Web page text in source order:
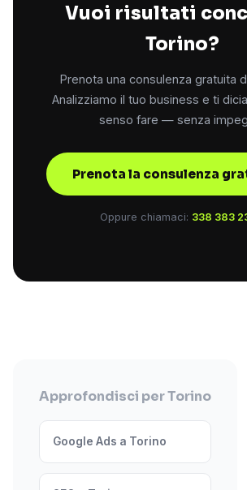
Vuoi risultati
Torino?
Prenota una consulenza gratuita
Analizziamo il tuo business e ti
senso fare — senza
Prenota la consulenza
Oppure chiamaci: 338 383
Approfondisci per Torino
Google Ads a Torino